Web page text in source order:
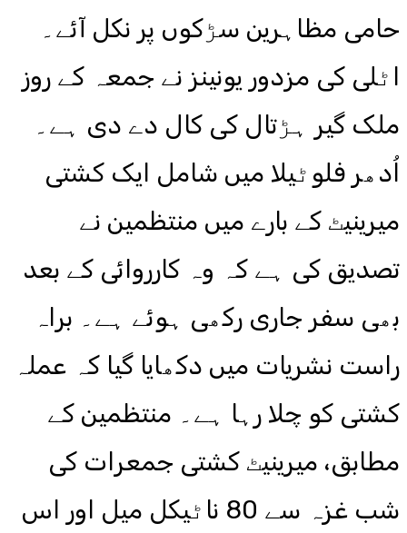
حامی مظاہرین سڑکوں پر نکل آئے۔
اٹلی کی مزدور یونینز نے جمعہ کے روز
ملک گیر ہڑتال کی کال دے دی ہے۔
اُدھر فلوٹیلا میں شامل ایک کشتی
میرینیٹ کے بارے میں منتظمین نے
تصدیق کی ہے کہ وہ کارروائی کے بعد
بھی سفر جاری رکھی ہوئے ہے۔ براہ
راست نشریات میں دکھایا گیا کہ عملہ
کشتی کو چلا رہا ہے۔ منتظمین کے
مطابق، میرینیٹ کشتی جمعرات کی
شب غزہ سے 80 ناٹیکل میل اور اس